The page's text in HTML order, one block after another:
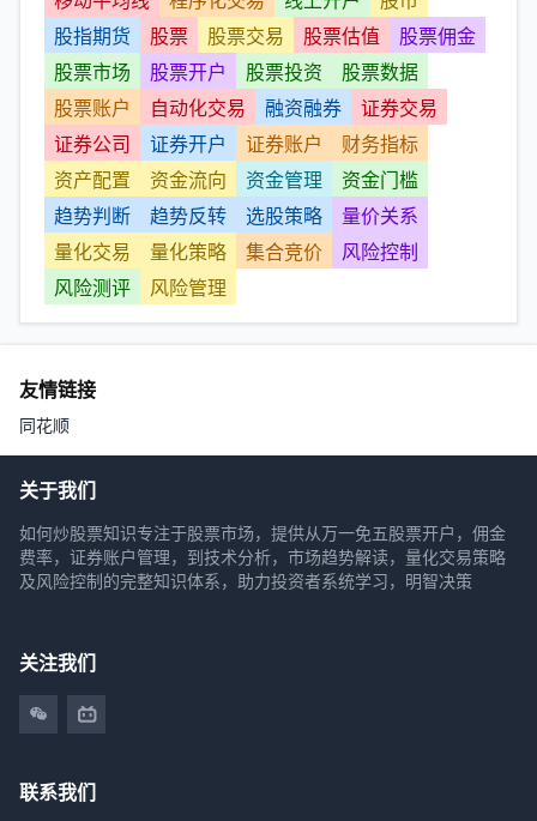
股指期货
股票 股票交易 股票估值
股票佣金
股票市场
股票开户 股票投资
股票数据
股票账户
自动化交易 融资融券
证券交易
证券公司
证券开户 证券账户
财务指标
资产配置
资金流向 资金管理
资金门槛
趋势判断
趋势反转 选股策略
量价关系
量化交易
量化策略 集合竞价
风险控制
风险测评
风险管理
友情链接
同花顺
关于我们
如何炒股票知识专注于股票市场，提供从万一免五股票开户，佣金
费率，证券账户管理，到技术分析，市场趋势解读，量化交易策略
及风险控制的完整知识体系，助力投资者系统学习，明智决策
关注我们
联系我们